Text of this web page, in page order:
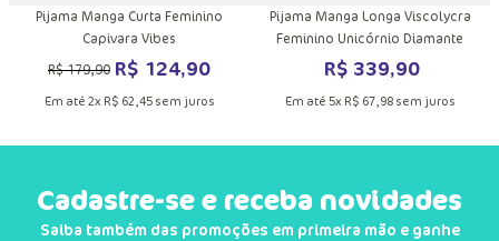
Pijama Manga Curta Feminino
Capivara Vibes
R$179,90 R$ 124,90
Em até 2x R$ 62,45sem juros
Pijama Manga Longa Viscolycra
Feminino Unicórnio Diamante
R$ 339,90
Em até 5x R$ 67,98sem juros
Cadastre-se e receba novidades
Saiba também das promoções em primeira mão e ganhe